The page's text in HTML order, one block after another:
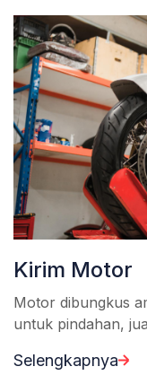
Kirim Motor
Motor dibungkus
untuk pindahan,
Selengkapnya